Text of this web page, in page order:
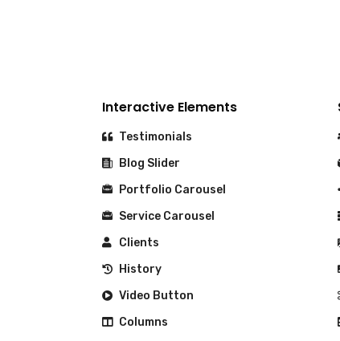
Interactive Elements
Testimonials
Blog Slider
Portfolio Carousel
Service Carousel
Clients
History
Video Button
Columns